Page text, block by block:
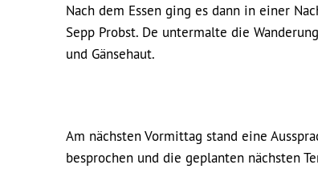
Nach dem Essen ging es dann in einer
Sepp Probst. De untermalte die
und Gänsehaut.
Am nächsten Vormittag stand eine
besprochen und die geplanten nächsten